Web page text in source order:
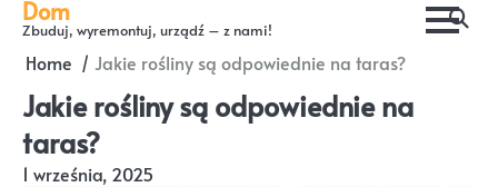
Skip
content
Dom
Zbuduj, wyremontuj, urządź – z nami!
Home Jakie rośliny są odpowiednie na taras?
Jakie rośliny są odpowiednie na
taras?
1 września, 2025